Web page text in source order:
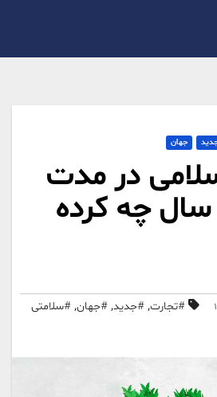
جهان
در مدت
چه کرده
#تجارت, #جدید, #جهان, #سلامتی